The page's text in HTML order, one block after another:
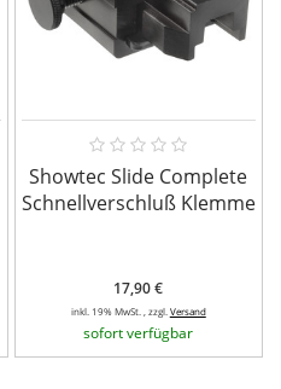
Showtec Slide Complete
Schnellverschluß Klemme
17,90 €
inkl. 19% MwSt. , zzgl. Versand
sofort verfügbar